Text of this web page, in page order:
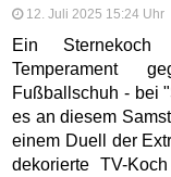
12. Juli 2025 15:24 Uhr
Ein Sternekoch
Temperament
Fußballschuh - bei
es an diesem
einem Duell der
dekorierte TV-